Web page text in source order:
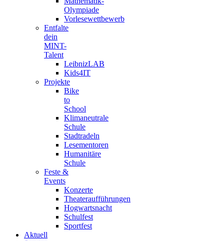
Olympiade
Vorlesewettbewerb
Entfalte
dein
MINT-
Talent
LeibnizLAB
Kids4IT
Projekte
Bike
to
School
Klimaneutrale
Schule
Stadtradeln
Lesementoren
Humanitäre
Schule
Feste &
Events
Konzerte
Theateraufführungen
Hogwartsnacht
Schulfest
Sportfest
Aktuell